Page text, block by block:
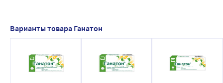
полуэлиминации итоприда гидрохлорида равняется
около 6 ч.
Варианты товара Ганатон